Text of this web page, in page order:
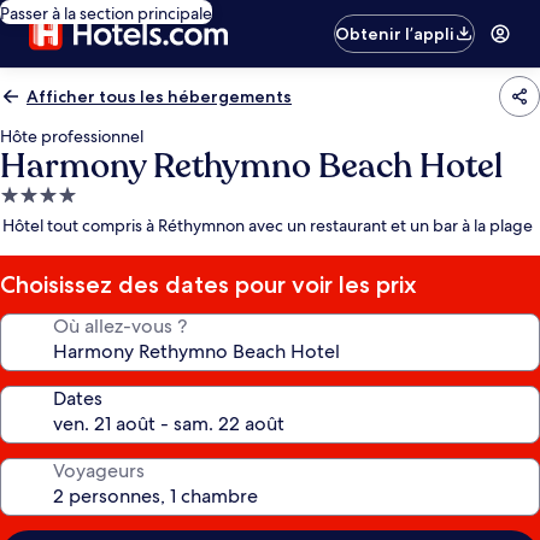
Passer à la section principale
Obtenir l’appli
Afficher tous les hébergements
Hôte professionnel
Harmony Rethymno Beach Hotel
Hébergement
4.0 étoiles
Hôtel tout compris à Réthymnon avec un restaurant et un bar à la plage
Choisissez des dates pour voir les prix
Où allez-vous ?
Dates
Voyageurs